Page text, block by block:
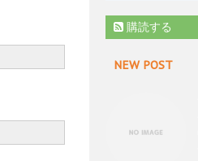
購読する
NEW POST